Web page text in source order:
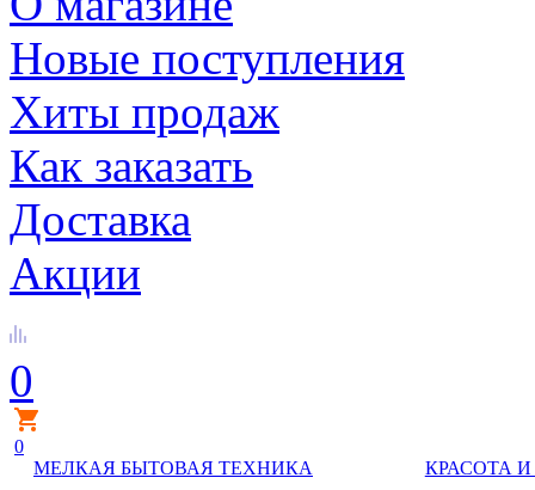
Новые поступления
Хиты продаж
Как заказать
Доставка
Акции
0
0
МЕЛКАЯ БЫТОВАЯ ТЕХНИКА
КРАСОТА И